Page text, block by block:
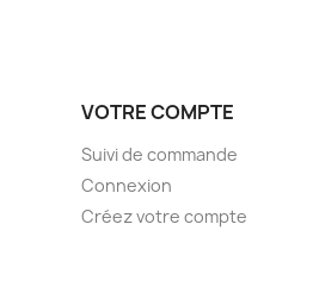
VOTRE COMPTE
Suivi de commande
Connexion
Créez votre compte